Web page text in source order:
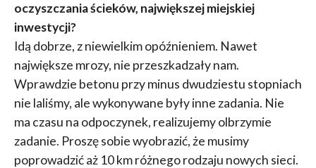
oczyszczania ścieków, największej miejskiej
inwestycji?
Idą dobrze, z niewielkim opóźnieniem. Nawet
największe mrozy, nie przeszkadzały nam.
Wprawdzie betonu przy minus dwudziestu stopniach
nie laliśmy, ale wykonywane były inne zadania. Nie
ma czasu na odpoczynek, realizujemy olbrzymie
zadanie. Proszę sobie wyobrazić, że musimy
poprowadzić aż 10 km różnego rodzaju nowych sieci.